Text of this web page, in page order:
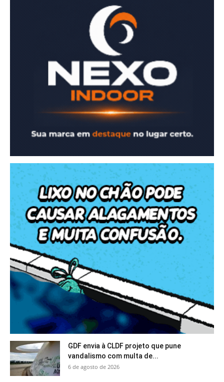
GDF envia à CLDF projeto que pune
vandalismo com multa de...
6 de agosto de 2026